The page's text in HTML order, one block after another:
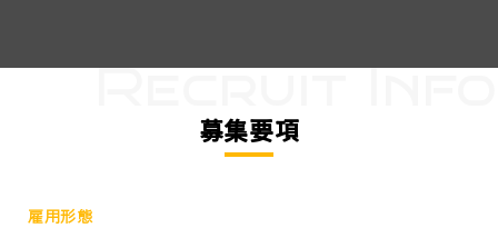
募集要項
雇用形態